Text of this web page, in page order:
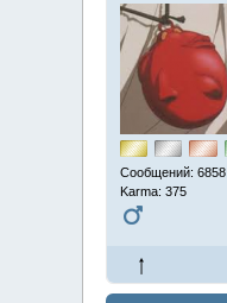
Сообщений: 6858
Karma: 375